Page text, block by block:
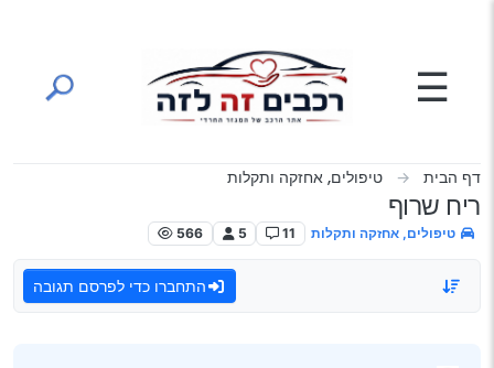
☰
דף הבית טיפולים, אחזקה ותקלות
ריח שרוף
טיפולים, אחזקה ותקלות 11
5
566
התחברו כדי לפרסם תגובה